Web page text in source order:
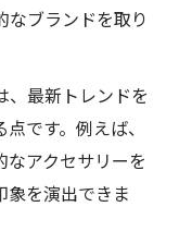
なブランドを取り
、最新トレンドを
です。例えば、
アクセサリーを
象を演出できま